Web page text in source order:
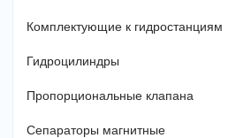
Комплектующие к гидростанциям
Гидроцилиндры
Пропорциональные клапана
Сепараторы магнитные